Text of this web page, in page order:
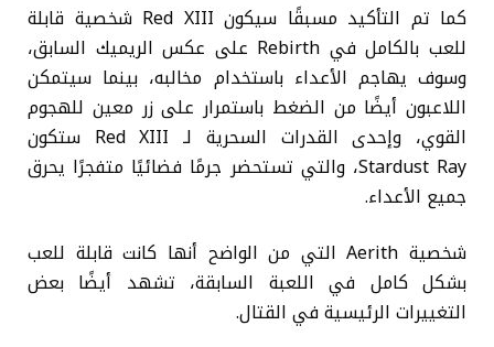
كما تم التأكيد مسبقًا سيكون Red XIII شخصية قابلة
للعب بالكامل في Rebirth على عكس الريميك السابق،
وسوف يهاجم الأعداء باستخدام مخالبه، بينما سيتمكن
اللاعبون أيضًا من الضغط باستمرار على زر معين للهجوم
القوي، وإحدى القدرات السحرية لـ Red XIII ستكون
Stardust Ray، والتي تستحضر جرمًا فضائيًا متفجرًا يحرق
جميع الأعداء.
شخصية Aerith التي من الواضح أنها كانت قابلة للعب
بشكل كامل في اللعبة السابقة، تشهد أيضًا بعض
التغييرات الرئيسية في القتال.